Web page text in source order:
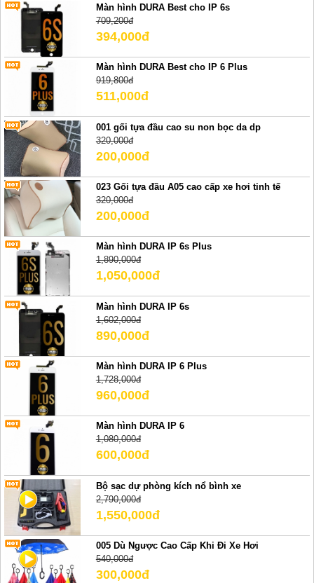
Màn hình DURA Best cho IP 6s
709,200đ
394,000đ
Màn hình DURA Best cho IP 6 Plus
919,800đ
511,000đ
001 gối tựa đầu cao su non bọc da dp
320,000đ
200,000đ
023 Gối tựa đầu A05 cao cấp xe hơi tinh tế
320,000đ
200,000đ
Màn hình DURA IP 6s Plus
1,890,000đ
1,050,000đ
Màn hình DURA IP 6s
1,602,000đ
890,000đ
Màn hình DURA IP 6 Plus
1,728,000đ
960,000đ
Màn hình DURA IP 6
1,080,000đ
600,000đ
Bộ sạc dự phòng kích nổ bình xe
2,790,000đ
1,550,000đ
005 Dù Ngược Cao Cấp Khi Đi Xe Hơi
540,000đ
300,000đ